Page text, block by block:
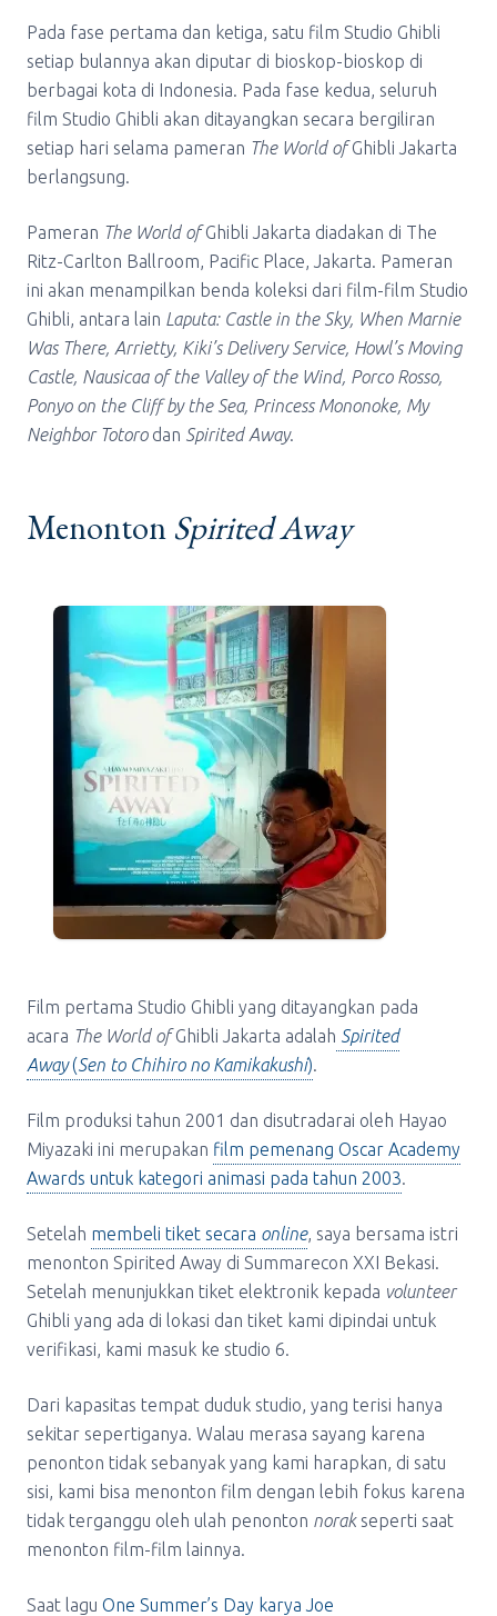
Pada fase pertama dan ketiga, satu film Studio Ghibli
setiap bulannya akan diputar di bioskop-bioskop di
berbagai kota di Indonesia. Pada fase kedua, seluruh
film Studio Ghibli akan ditayangkan secara bergiliran
setiap hari selama pameran The World ofGhibli Jakarta
berlangsung.
Pameran The World ofGhibli Jakarta diadakan di The
Ritz-Carlton Ballroom, Pacific Place, Jakarta. Pameran
ini akan menampilkan benda koleksi dari film-film Studio
Ghibli, antara lain Laputa: Castle in the Sky, When Marnie
Was There, Arrietty, Kiki’s Delivery Service, Howl’s Moving
Castle, Nausicaa of the Valley of the Wind, Porco Rosso,
Ponyo on the Cliff by the Sea, Princess Mononoke, My
Neighbor Totorodan Spirited Away.
Menonton Spirited Away
Film pertama Studio Ghibli yang ditayangkan pada
acara The World ofGhibli Jakarta adalah Spirited
Away(Sen to Chihiro no Kamikakushi).
Film produksi tahun 2001 dan disutradarai oleh Hayao
Miyazaki ini merupakan film pemenang Oscar Academy
Awards untuk kategori animasi pada tahun 2003.
Setelah membeli tiket secara online, saya bersama istri
menonton Spirited Away di Summarecon XXI Bekasi.
Setelah menunjukkan tiket elektronik kepada volunteer
Ghibli yang ada di lokasi dan tiket kami dipindai untuk
verifikasi, kami masuk ke studio 6.
Dari kapasitas tempat duduk studio, yang terisi hanya
sekitar sepertiganya. Walau merasa sayang karena
penonton tidak sebanyak yang kami harapkan, di satu
sisi, kami bisa menonton film dengan lebih fokus karena
tidak terganggu oleh ulah penonton norakseperti saat
menonton film-film lainnya.
Saat lagu One Summer’s Day karya Joe